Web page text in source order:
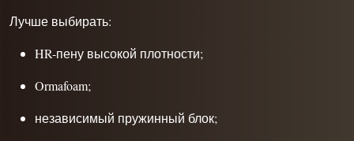
Лучше выбирать:
HR-пену высокой плотности;
Ormafoam;
независимый пружинный блок;